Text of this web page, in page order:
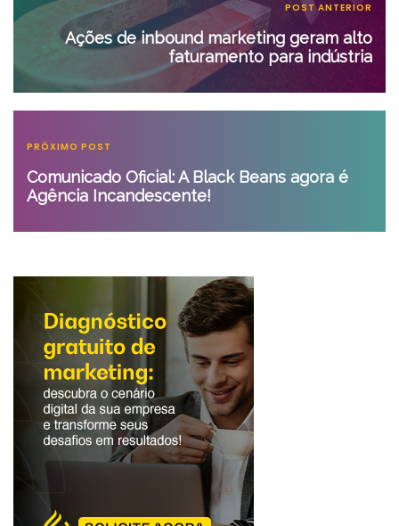
POST ANTERIOR
Ações de inbound marketing geram alto
faturamento para indústria
PRÓXIMO POST
Comunicado Oficial: A Black Beans agora é
Agência Incandescente!